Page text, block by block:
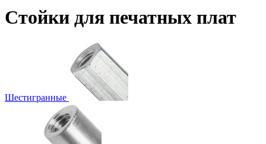
Стойки для печатных плат
Шестигранные